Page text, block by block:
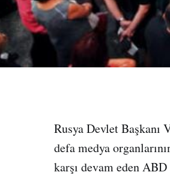
Rusya Devlet Başkanı
defa medya
karşı devam eden